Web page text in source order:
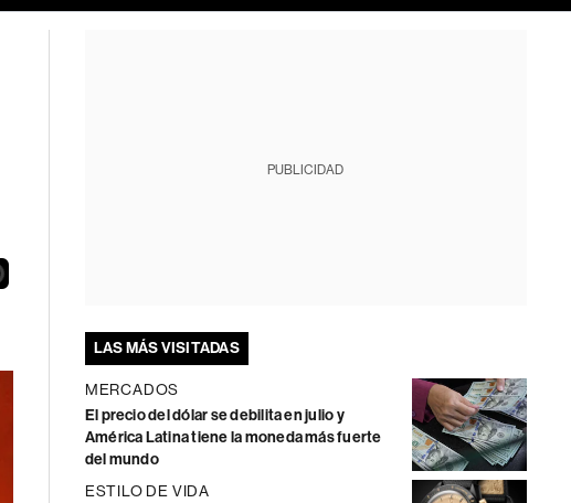
PUBLICIDAD
LAS MÁS VISITADAS
MERCADOS
El precio del dólar se debilita en julio y
América Latina tiene la moneda más fuerte
del mundo
ESTILO DE VIDA